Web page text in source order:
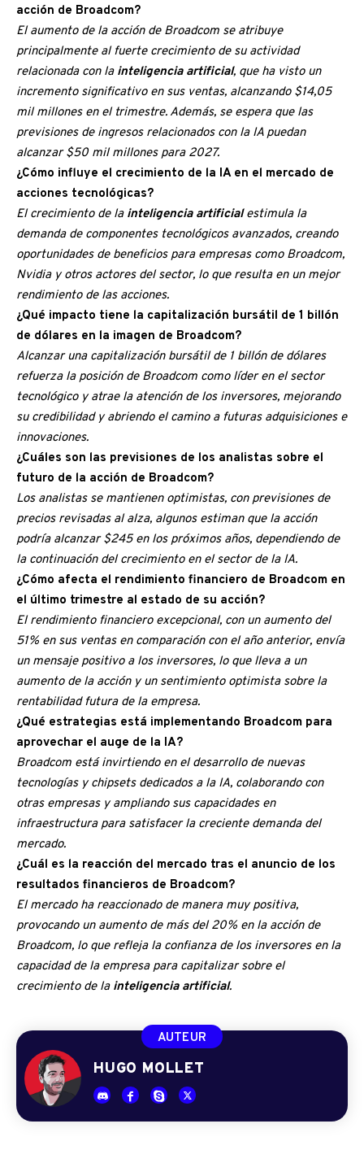
acción de Broadcom?
El aumento de la acción de Broadcom se atribuye
principalmente al fuerte crecimiento de su actividad
relacionada con la inteligencia artificial, que ha visto un
incremento significativo en sus ventas, alcanzando $14,05
mil millones en el trimestre. Además, se espera que las
previsiones de ingresos relacionados con la IA puedan
alcanzar $50 mil millones para 2027.
¿Cómo influye el crecimiento de la IA en el mercado de
acciones tecnológicas?
El crecimiento de la inteligencia artificialestimula la
demanda de componentes tecnológicos avanzados, creando
oportunidades de beneficios para empresas como Broadcom,
Nvidia y otros actores del sector, lo que resulta en un mejor
rendimiento de las acciones.
¿Qué impacto tiene la capitalización bursátil de 1 billón
de dólares en la imagen de Broadcom?
Alcanzar una capitalización bursátil de 1 billón de dólares
refuerza la posición de Broadcom como líder en el sector
tecnológico y atrae la atención de los inversores, mejorando
su credibilidad y abriendo el camino a futuras adquisiciones e
innovaciones.
¿Cuáles son las previsiones de los analistas sobre el
futuro de la acción de Broadcom?
Los analistas se mantienen optimistas, con previsiones de
precios revisadas al alza, algunos estiman que la acción
podría alcanzar $245 en los próximos años, dependiendo de
la continuación del crecimiento en el sector de la IA.
¿Cómo afecta el rendimiento financiero de Broadcom en
el último trimestre al estado de su acción?
El rendimiento financiero excepcional, con un aumento del
51% en sus ventas en comparación con el año anterior, envía
un mensaje positivo a los inversores, lo que lleva a un
aumento de la acción y un sentimiento optimista sobre la
rentabilidad futura de la empresa.
¿Qué estrategias está implementando Broadcom para
aprovechar el auge de la IA?
Broadcom está invirtiendo en el desarrollo de nuevas
tecnologías y chipsets dedicados a la IA, colaborando con
otras empresas y ampliando sus capacidades en
infraestructura para satisfacer la creciente demanda del
mercado.
¿Cuál es la reacción del mercado tras el anuncio de los
resultados financieros de Broadcom?
El mercado ha reaccionado de manera muy positiva,
provocando un aumento de más del 20% en la acción de
Broadcom, lo que refleja la confianza de los inversores en la
capacidad de la empresa para capitalizar sobre el
crecimiento de la inteligencia artificial.
AUTEUR
HUGO MOLLET